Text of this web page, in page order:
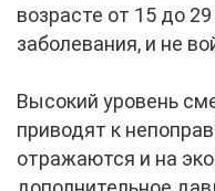
возрасте от 15 до
заболевания, и не
Высокий уровень
приводят к
отражаются и на